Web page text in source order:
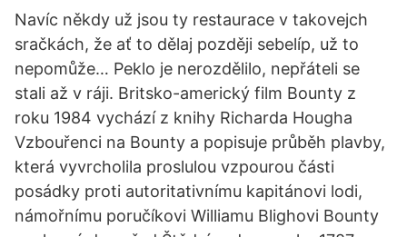
Navíc někdy už jsou ty restaurace v takovejch
sračkách, že ať to dělaj později sebelíp, už to
nepomůže… Peklo je nerozdělilo, nepřáteli se
stali až v ráji. Britsko-americký film Bounty z
roku 1984 vychází z knihy Richarda Hougha
Vzbouřenci na Bounty a popisuje průběh plavby,
která vyvrcholila proslulou vzpourou části
posádky proti autoritativnímu kapitánovi lodi,
námořnímu poručíkovi Williamu Blighovi Bounty